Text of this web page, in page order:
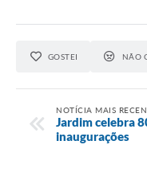
GOSTEI NÃO
NOTÍCIA MAIS
Jardim celebra
inaugurações